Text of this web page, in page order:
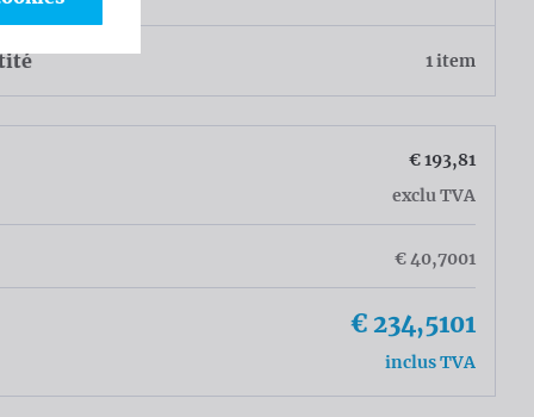
1 item
€ 193,81
exclu TVA
€ 40,7001
€ 234,5101
inclus TVA